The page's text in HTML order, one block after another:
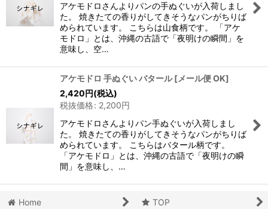
アケモドロさんよりパンの手ぬぐいが入荷しまし
た。 焼きたての香りがしてきそうなパンがちりば
められています。 こちらは山食柄です。 「アケ
モドロ」とは、沖縄の古語で「夜明けの瞬間」を
意味し、空…
アケモドロ 手ぬぐい バタール [メール便 OK]
2,420円(税込)
税抜価格: 2,200円
アケモドロさんよりパン手ぬぐいが入荷しまし
た。 焼きたての香りがしてきそうなパンがちりば
められています。 こちらはバタール柄です。
「アケモドロ」とは、沖縄の古語で「夜明けの瞬
間」を意味し、…
Home TOP